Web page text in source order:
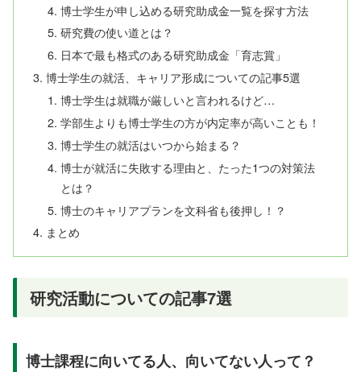
博士学生が申し込める研究助成金一覧を探す方法
研究費の使い道とは？
日本で最も格式のある研究助成金「育志賞」
博士学生の就活、キャリア形成についての記事5選
博士学生は就職が厳しいと言われるけど…
学部生よりも博士学生の方が内定率が高いことも！
博士学生の就活はいつから始まる？
博士が就活に失敗する理由と、たった1つの対策法
とは？
博士のキャリアプランを文科省も後押し！？
まとめ
研究活動についての記事7選
博士課程に向いてる人、向いてない人って？